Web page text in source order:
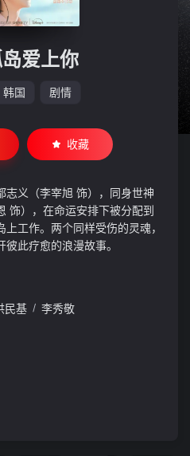
爱上你
韩国 剧情
收藏
志义（李宰旭 饰），同身世神
饰），在命运安排下被分配到
工作。两个同样受伤的灵魂，
此疗愈的浪漫故事。
民基 / 李秀敬